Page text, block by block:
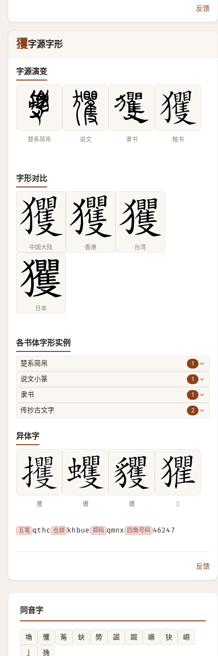
反馈
玃字源字形
字源演变
楚系简帛 说文 隶书 楷书
字形对比
中国大陆 香港 台湾
日本
各书体字形实例
楚系简帛 1
说文小篆 1
隶书 1
传抄古文字 2
异体字
攫 蠼 貜 𤣓
五笔 qthc 仓颉 khbue 郑码 qmnx 四角号码 46247
反馈
同音字
埆 戄 䇶 蚗 㔢 誳 䠇 嶥 㹟
㟲
亅
捔